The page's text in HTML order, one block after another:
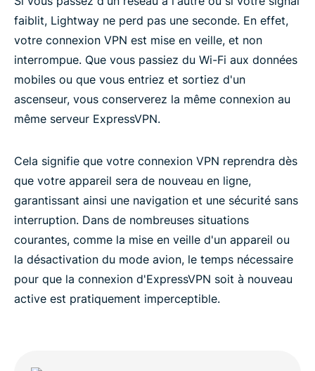
faiblit, Lightway ne perd pas une seconde. En effet,
votre connexion VPN est mise en veille, et non
interrompue. Que vous passiez du Wi-Fi aux données
mobiles ou que vous entriez et sortiez d'un
ascenseur, vous conserverez la même connexion au
même serveur ExpressVPN.
Cela signifie que votre connexion VPN reprendra dès
que votre appareil sera de nouveau en ligne,
garantissant ainsi une navigation et une sécurité sans
interruption. Dans de nombreuses situations
courantes, comme la mise en veille d'un appareil ou
la désactivation du mode avion, le temps nécessaire
pour que la connexion d'ExpressVPN soit à nouveau
active est pratiquement imperceptible.